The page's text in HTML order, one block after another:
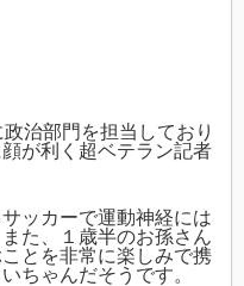
治部門を担当しており
が利く超ベテラン記者
ッカーで運動神経には
た、１歳半のお孫さん
とを非常に楽しみで携
ちゃんだそうです。